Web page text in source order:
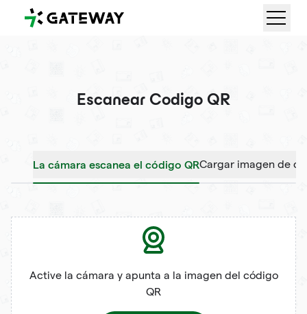
QRGateway
Escanear Codigo QR
La cámara escanea el código QRCargar imagen de
Active la cámara y apunta a la imagen del código
QR